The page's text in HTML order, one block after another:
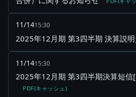
11/1415:30
2025年12月期 第3四半期 決算説
11/1415:30
2025年12月期 第3四半期決算短信[
PDF(キャッシュ)